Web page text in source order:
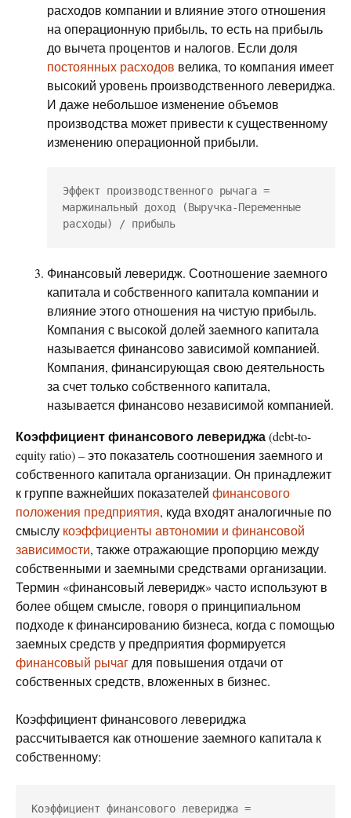
расходов компании и влияние этого отношения
на операционную прибыль, то есть на прибыль
до вычета процентов и налогов. Если доля
постоянных расходов велика, то компания имеет
высокий уровень производственного левериджа.
И даже небольшое изменение объемов
производства может привести к существенному
изменению операционной прибыли.
Эффект производственного рычага =
маржинальный доход (Выручка-Переменные
расходы) / прибыль
Финансовый леверидж. Соотношение заемного
капитала и собственного капитала компании и
влияние этого отношения на чистую прибыль.
Компания с высокой долей заемного капитала
называется финансово зависимой компанией.
Компания, финансирующая свою деятельность
за счет только собственного капитала,
называется финансово независимой компанией.
Коэффициент финансового левериджа(debt-to-
equity ratio) – это показатель соотношения заемного и
собственного капитала организации. Он принадлежит
к группе важнейших показателей финансового
положения предприятия, куда входят аналогичные по
смыслу коэффициенты автономии и финансовой
зависимости, также отражающие пропорцию между
собственными и заемными средствами организации.
Термин «финансовый леверидж» часто используют в
более общем смысле, говоря о принципиальном
подходе к финансированию бизнеса, когда с помощью
заемных средств у предприятия формируется
финансовый рычаг для повышения отдачи от
собственных средств, вложенных в бизнес.
Коэффициент финансового левериджа
рассчитывается как отношение заемного капитала к
собственному:
Коэффициент финансового левериджа =